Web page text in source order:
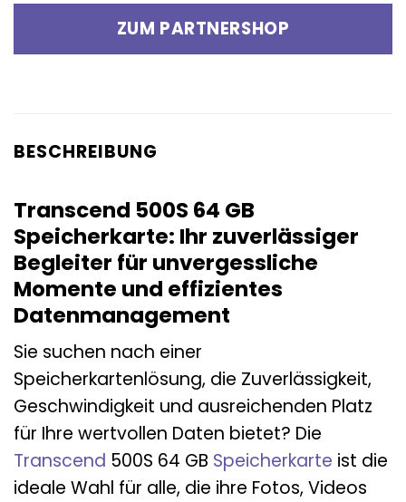
ZUM PARTNERSHOP
BESCHREIBUNG
Transcend 500S 64 GB
Speicherkarte: Ihr zuverlässiger
Begleiter für unvergessliche
Momente und effizientes
Datenmanagement
Sie suchen nach einer
Speicherkartenlösung, die Zuverlässigkeit,
Geschwindigkeit und ausreichenden Platz
für Ihre wertvollen Daten bietet? Die
Transcend 500S 64 GB Speicherkarte ist die
ideale Wahl für alle, die ihre Fotos, Videos